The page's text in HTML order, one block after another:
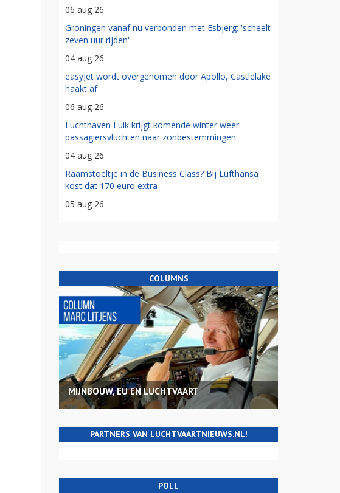
06 aug 26
Groningen vanaf nu verbonden met Esbjerg: 'scheelt
zeven uur rijden'
04 aug 26
easyJet wordt overgenomen door Apollo, Castlelake
haakt af
06 aug 26
Luchthaven Luik krijgt komende winter weer
passagiersvluchten naar zonbestemmingen
04 aug 26
Raamstoeltje in de Business Class? Bij Lufthansa
kost dat 170 euro extra
05 aug 26
COLUMNS
MIJNBOUW, EU EN LUCHTVAART
PARTNERS VAN LUCHTVAARTNIEUWS.NL!
POLL